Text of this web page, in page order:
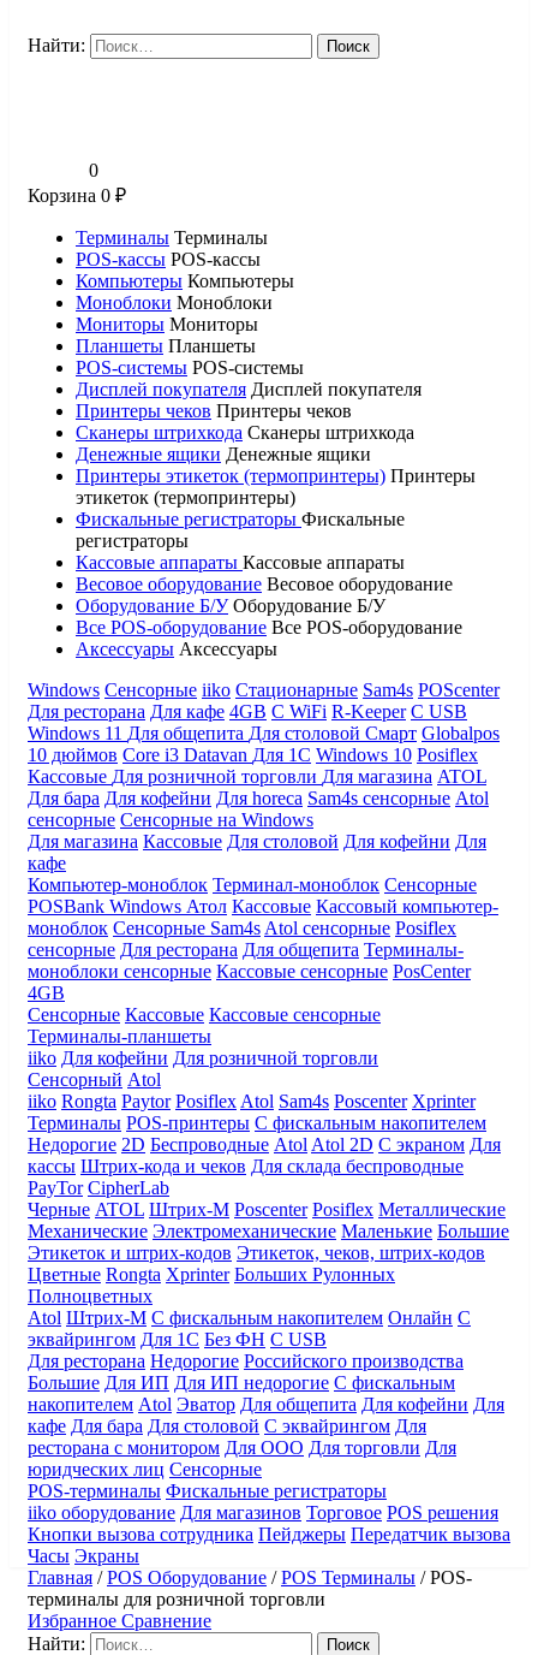
Найти:
0
Корзина 0 ₽
Терминалы Терминалы
POS-кассы POS-кассы
Компьютеры Компьютеры
Моноблоки Моноблоки
Мониторы Мониторы
Планшеты Планшеты
POS-системы POS-системы
Дисплей покупателя Дисплей покупателя
Принтеры чеков Принтеры чеков
Сканеры штрихкода Сканеры штрихкода
Денежные ящики Денежные ящики
Принтеры этикеток (термопринтеры) Принтеры
этикеток (термопринтеры)
Фискальные регистраторы Фискальные
регистраторы
Кассовые аппараты Кассовые аппараты
Весовое оборудование Весовое оборудование
Оборудование Б/У Оборудование Б/У
Все POS-оборудование Все POS-оборудование
Аксессуары Аксессуары
Windows Сенсорные iiko Стационарные Sam4s POScenter
Для ресторана Для кафе 4GB С WiFi R-Keeper С USB
Windows 11 Для общепита Для столовой Смарт Globalpos
10 дюймов Core i3 Datavan Для 1С Windows 10 Posiflex
Кассовые Для розничной торговли Для магазина ATOL
Для бара Для кофейни Для horeca Sam4s сенсорные Atol
сенсорные Сенсорные на Windows
Для магазина Кассовые Для столовой Для кофейни Для
кафе
Компьютер-моноблок Терминал-моноблок Сенсорные
POSBank Windows Атол Кассовые Кассовый компьютер-
моноблок Сенсорные Sam4s Atol сенсорные Posiflex
сенсорные Для ресторана Для общепита Терминалы-
моноблоки сенсорные Кассовые сенсорные PosCenter
4GB
Сенсорные Кассовые Кассовые сенсорные
Терминалы-планшеты
iiko Для кофейни Для розничной торговли
Сенсорный Atol
iiko Rongta Paytor Posiflex Atol Sam4s Poscenter Xprinter
Терминалы POS-принтеры С фискальным накопителем
Недорогие 2D Беспроводные Atol Atol 2D С экраном Для
кассы Штрих-кода и чеков Для склада беспроводные
PayTor CipherLab
Черные ATOL Штрих-М Poscenter Posiflex Металлические
Механические Электромеханические Маленькие Большие
Этикеток и штрих-кодов Этикеток, чеков, штрих-кодов
Цветные Rongta Xprinter Больших Рулонных
Полноцветных
Atol Штрих-М С фискальным накопителем Онлайн С
эквайрингом Для 1С Без ФН С USB
Для ресторана Недорогие Российского производства
Большие Для ИП Для ИП недорогие С фискальным
накопителем Atol Эватор Для общепита Для кофейни Для
кафе Для бара Для столовой С эквайрингом Для
ресторана с монитором Для ООО Для торговли Для
юридческих лиц Сенсорные
POS-терминалы Фискальные регистраторы
iiko оборудование Для магазинов Торговое POS решения
Кнопки вызова сотрудника Пейджеры Передатчик вызова
Часы Экраны
Главная /POS Оборудование /POS Терминалы /POS-
терминалы для розничной торговли
Избранное Сравнение
Найти: